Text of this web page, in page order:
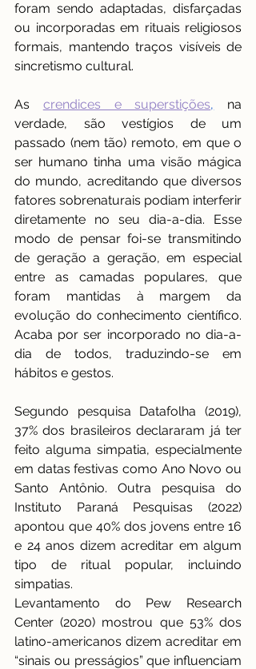
foram sendo adaptadas, disfarçadas
ou incorporadas em rituais religiosos
formais, mantendo traços visíveis de
sincretismo cultural.
As crendices e superstições, na
verdade, são vestígios de um
passado (nem tão) remoto, em que o
ser humano tinha uma visão mágica
do mundo, acreditando que diversos
fatores sobrenaturais podiam interferir
diretamente no seu dia-a-dia. Esse
modo de pensar foi-se transmitindo
de geração a geração, em especial
entre as camadas populares, que
foram mantidas à margem da
evolução do conhecimento científico.
Acaba por ser incorporado no dia-a-
dia de todos, traduzindo-se em
hábitos e gestos.
Segundo pesquisa Datafolha (2019),
37% dos brasileiros declararam já ter
feito alguma simpatia, especialmente
em datas festivas como Ano Novo ou
Santo Antônio. Outra pesquisa do
Instituto Paraná Pesquisas (2022)
apontou que 40% dos jovens entre 16
e 24 anos dizem acreditar em algum
tipo de ritual popular, incluindo
simpatias.
Levantamento do Pew Research
Center (2020) mostrou que 53% dos
latino-americanos dizem acreditar em
“sinais ou presságios” que influenciam